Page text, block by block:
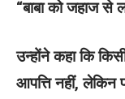
“बाबा को जहाज से
उन्होंने कहा कि
आपत्ति नहीं, लेकिन